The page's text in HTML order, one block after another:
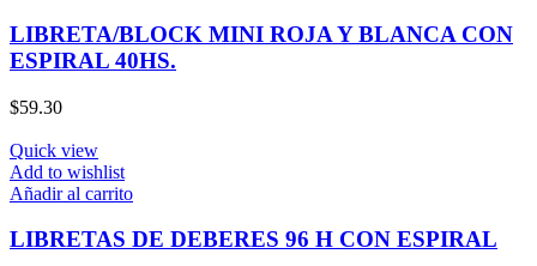
LIBRETA/BLOCK MINI ROJA Y BLANCA CON
ESPIRAL 40HS.
$59.30
Quick view
Add to wishlist
Añadir al carrito
LIBRETAS DE DEBERES 96 H CON ESPIRAL